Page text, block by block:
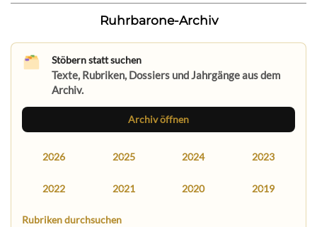
Ruhrbarone-Archiv
Stöbern statt suchen
Texte, Rubriken, Dossiers und Jahrgänge aus dem
Archiv.
Archiv öffnen
2026 2025 2024 2023
2022 2021 2020 2019
Rubriken durchsuchen